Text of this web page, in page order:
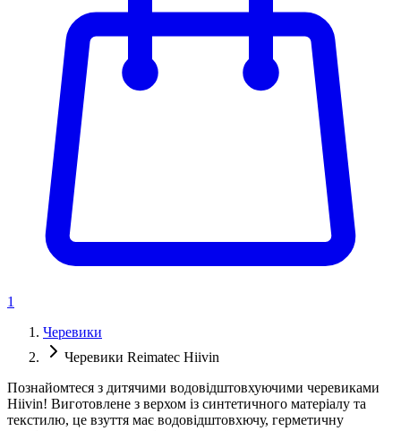
1
Черевики
Черевики Reimatec Hiivin
Познайомтеся з дитячими водовідштовхуючими черевиками
Hiivin! Виготовлене з верхом із синтетичного матеріалу та
текстилю, це взуття має водовідштовхючу, герметичну